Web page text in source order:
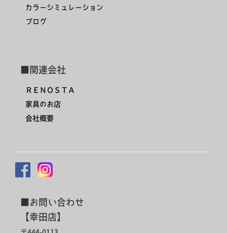
カラーシミュレーション
ブログ
■関連会社
ＲＥＮＯＳＴＡ
家具のお店
会社概要
■お問い合わせ
【幸田店】